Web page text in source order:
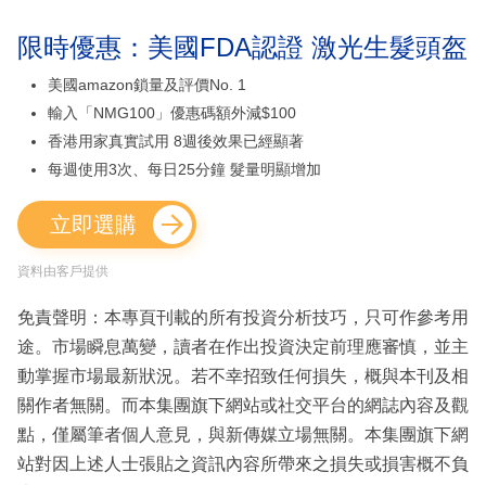
限時優惠：美國FDA認證 激光生髮頭盔
美國amazon鎖量及評價No. 1
輸入「NMG100」優惠碼額外減$100
香港用家真實試用 8週後效果已經顯著
每週使用3次、每日25分鐘 髮量明顯增加
立即選購
資料由客戶提供
免責聲明：本專頁刊載的所有投資分析技巧，只可作參考用
途。市場瞬息萬變，讀者在作出投資決定前理應審慎，並主
動掌握市場最新狀況。若不幸招致任何損失，概與本刊及相
關作者無關。而本集團旗下網站或社交平台的網誌內容及觀
點，僅屬筆者個人意見，與新傳媒立場無關。本集團旗下網
站對因上述人士張貼之資訊內容所帶來之損失或損害概不負